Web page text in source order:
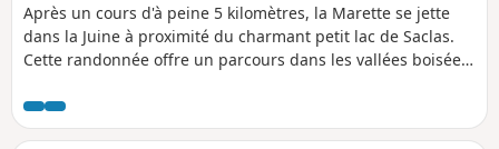
Après un cours d'à peine 5 kilomètres, la Marette se jette
dans la Juine à proximité du charmant petit lac de Saclas.
Cette randonnée offre un parcours dans les vallées boisées
domine.